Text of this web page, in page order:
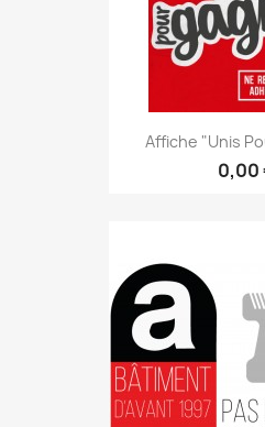
Affiche "Unis
0,00